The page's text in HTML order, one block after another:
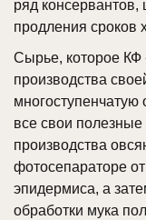
ряд
продления сроков
Сырье, которое КФ
производства
многоступенчатую
все свои
производства
фотосепараторе
эпидермиса, а
обработки мука